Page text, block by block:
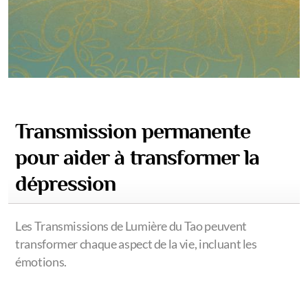
Transmission permanente
pour aider à transformer la
dépression
Les Transmissions de Lumière du Tao peuvent
transformer chaque aspect de la vie, incluant les
émotions.